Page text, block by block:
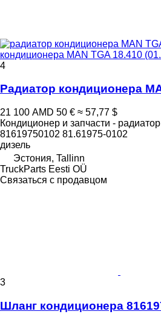
кондиционера MAN TGA 18.410
4
Радиатор кондиционера
21 100 AMD 50 € ≈ 57,77 $
Кондиционер и запчасти -
81619750102 81.61975-0102
дизель
Эстония, Tallinn
TruckParts Eesti OÜ
Связаться с продавцом
3
Шланг кондиционера